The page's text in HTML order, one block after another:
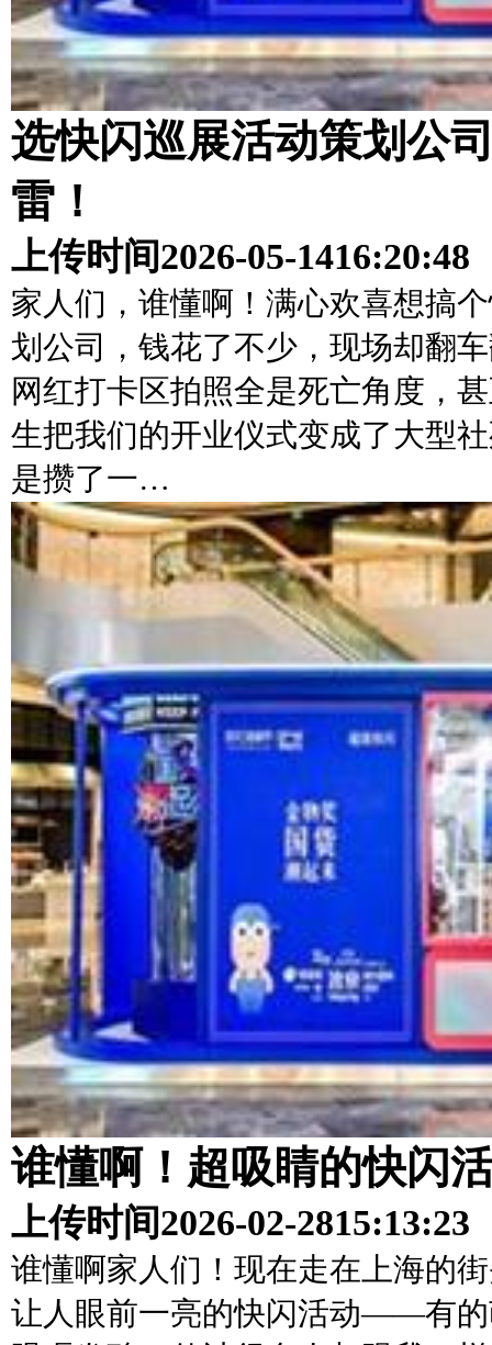
选快闪巡展活动策划公
雷！
上传时间2026-05-1416:20:48
家人们，谁懂啊！满心欢喜想搞
划公司，钱花了不少，现场却翻
网红打卡区拍照全是死亡角度，
生把我们的开业仪式变成了大型
是攒了一…
谁懂啊！超吸睛的快闪
上传时间2026-02-2815:13:23
谁懂啊家人们！现在走在上海的
让人眼前一亮的快闪活动——有的